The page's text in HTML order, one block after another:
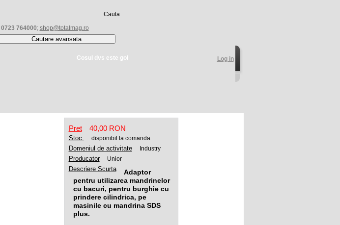
0723 764000; shop@totalmag.ro
Cautare avansata
Log in
Cosul dvs este gol
Pret 40,00 RON
Stoc: disponibil la comanda
Domeniul de activitate Industry
Producator Unior
Descriere Scurta
Adaptor
pentru utilizarea mandrinelor
cu bacuri, pentru burghie cu
prindere cilindrica, pe
masinile cu mandrina SDS
plus.